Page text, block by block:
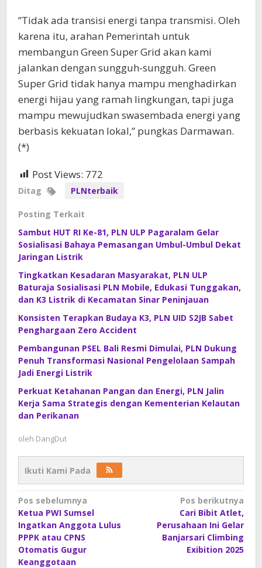
”Tidak ada transisi energi tanpa transmisi. Oleh
karena itu, arahan Pemerintah untuk
membangun Green Super Grid akan kami
jalankan dengan sungguh-sungguh. Green
Super Grid tidak hanya mampu menghadirkan
energi hijau yang ramah lingkungan, tapi juga
mampu mewujudkan swasembada energi yang
berbasis kekuatan lokal,” pungkas Darmawan.
(*)
Post Views: 772
Ditag PLNterbaik
Posting Terkait
Sambut HUT RI Ke-81, PLN ULP Pagaralam Gelar
Sosialisasi Bahaya Pemasangan Umbul-Umbul Dekat
Jaringan Listrik
Tingkatkan Kesadaran Masyarakat, PLN ULP
Baturaja Sosialisasi PLN Mobile, Edukasi Tunggakan,
dan K3 Listrik di Kecamatan Sinar Peninjauan
Konsisten Terapkan Budaya K3, PLN UID S2JB Sabet
Penghargaan Zero Accident
Pembangunan PSEL Bali Resmi Dimulai, PLN Dukung
Penuh Transformasi Nasional Pengelolaan Sampah
Jadi Energi Listrik
Perkuat Ketahanan Pangan dan Energi, PLN Jalin
Kerja Sama Strategis dengan Kementerian Kelautan
dan Perikanan
oleh DangDut
Ikuti Kami Pada
Navigasi
pos
Pos sebelumnya
Ketua PWI Sumsel
Ingatkan Anggota Lulus
PPPK atau CPNS
Otomatis Gugur
Keanggotaan
Pos berikutnya
Cari Bibit Atlet,
Perusahaan Ini Gelar
Banjarsari Climbing
Exibition 2025